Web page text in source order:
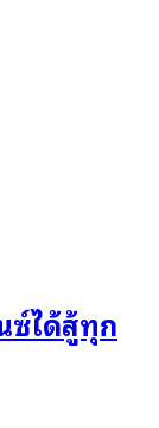
ซ์ได้สู้ทุก